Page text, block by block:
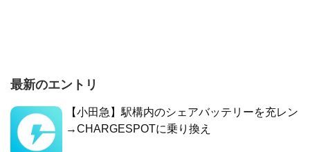
最新のエントリ
【小田急】駅構内のシェアバッテリーを充レン
→CHARGESPOTに乗り換え